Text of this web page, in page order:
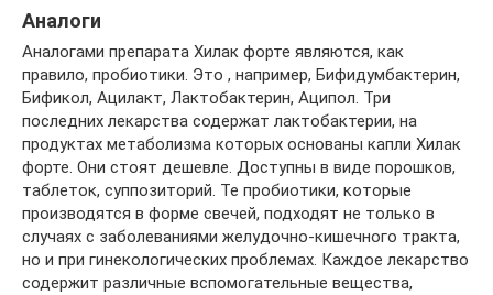
Аналоги
Аналогами препарата Хилак форте являются, как
правило, пробиотики. Это , например, Бифидумбактерин,
Бификол, Ацилакт, Лактобактерин, Аципол. Три
последних лекарства содержат лактобактерии, на
продуктах метаболизма которых основаны капли Хилак
форте. Они стоят дешевле. Доступны в виде порошков,
таблеток, суппозиторий. Те пробиотики, которые
производятся в форме свечей, подходят не только в
случаях с заболеваниями желудочно-кишечного тракта,
но и при гинекологических проблемах. Каждое лекарство
содержит различные вспомогательные вещества,